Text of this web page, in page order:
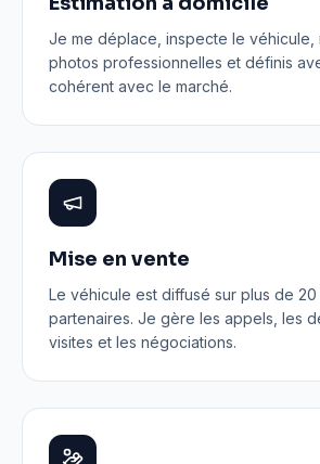
Je me déplace, inspecte le véhicule,
photos professionnelles et définis
cohérent avec le marché.
Mise en vente
Le véhicule est diffusé sur plus de 20
partenaires. Je gère les appels, les
visites et les négociations.